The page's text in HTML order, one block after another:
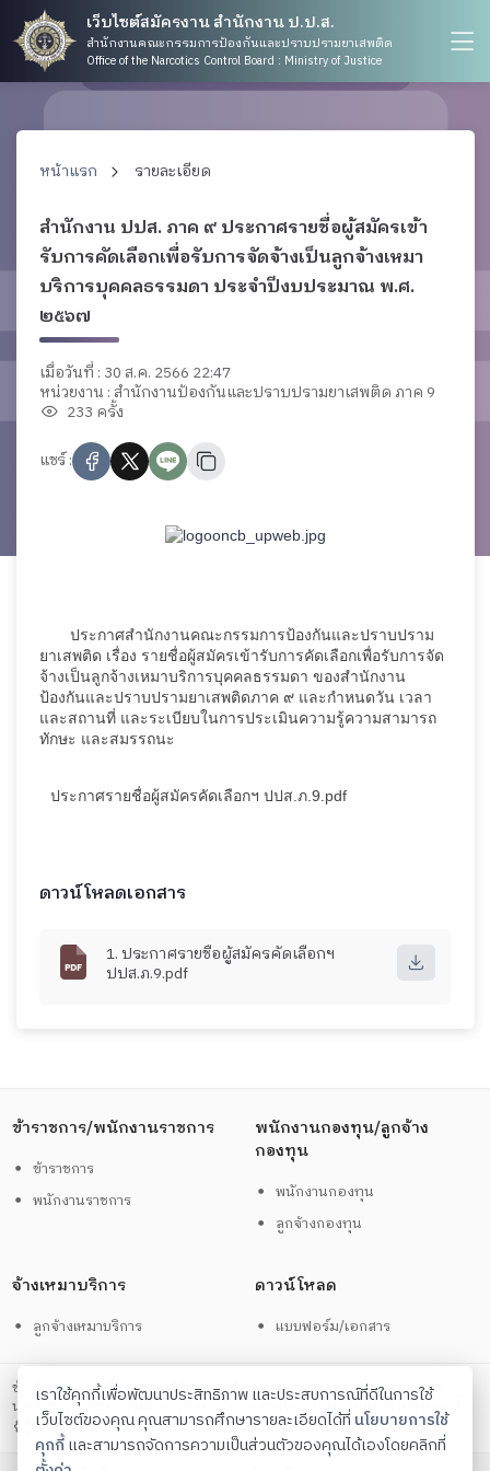
เว็บไซต์สมัครงาน สำนักงาน ป.ป.ส.
สำนักงานคณะกรรมการป้องกันและปราบปรามยาเสพติด
Office of the Narcotics Control Board : Ministry of Justice
หน้าแรก รายละเอียด
สำนักงาน ปปส. ภาค ๙ ประกาศรายชื่อผู้สมัครเข้า
รับการคัดเลือกเพื่อรับการจัดจ้างเป็นลูกจ้างเหมา
บริการบุคคลธรรมดา ประจำปีงบประมาณ พ.ศ.
๒๕๖๗ ​
เมื่อวันที่ : 30 ส.ค. 2566 22:47
หน่วยงาน : สำนักงานป้องกันและปราบปรามยาเสพติด ภาค 9
233 ครั้ง
แชร์ :
ประกาศสำนักงานคณะกรรมการป้องกันและปราบปราม
ยาเสพติด เรื่อง รายชื่อผู้สมัครเข้ารับการคัดเลือกเพื่อรับการจัด
จ้างเป็นลูกจ้างเหมาบริการบุคคลธรรมดา ของสำนักงาน
ป้องกันและปราบปรามยาเสพติดภาค ๙ และกำหนดวัน เวลา
และสถานที่ และระเบียบในการประเมินความรู้ความสามารถ
ทักษะ และสมรรถนะ
ประกาศรายชื่อผู้สมัครคัดเลือกฯ ปปส.ภ.9.pdf
ดาวน์โหลดเอกสาร
1. ประกาศรายชื่อผู้สมัครคัดเลือกฯ
ปปส.ภ.9.pdf
ข้าราชการ/พนักงานราชการ
ข้าราชการ
พนักงานราชการ
พนักงานกองทุน/ลูกจ้าง
กองทุน
พนักงานกองทุน
ลูกจ้างกองทุน
จ้างเหมาบริการ
ลูกจ้างเหมาบริการ
ดาวน์โหลด
แบบฟอร์ม/เอกสาร
ข้อกำหนดและนโยบายการให้บริการนโยบายการคุ้มครองข้อมูลส่วนบุคคล
นโยบายการรักษาความมั่นคงปลอดภัยด้วยเทคโนโลยีสารสนเทศนโยบายคุกกี้
ตั้งค่าคุกกี้
เราใช้คุกกี้เพื่อพัฒนาประสิทธิภาพ และประสบการณ์ที่ดีในการใช้
เว็บไซต์ของคุณ คุณสามารถศึกษารายละเอียดได้ที่ นโยบายการใช้
คุกกี้และสามารถจัดการความเป็นส่วนตัวของคุณได้เองโดยคลิกที่